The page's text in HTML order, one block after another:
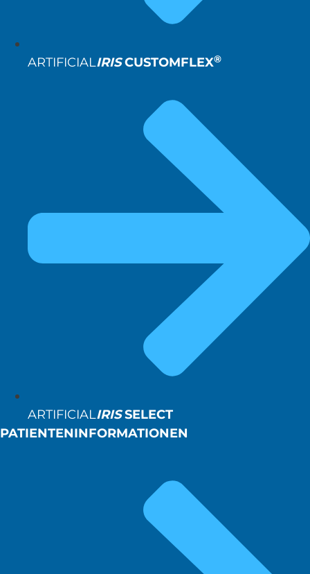
ARTIFICIALIRISCUSTOMFLEX®
ARTIFICIALIRISSELECT
PATIENTENINFORMATIONEN